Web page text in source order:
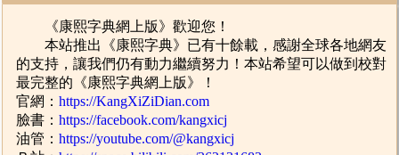
《康熙字典網上版》歡迎您！
本站推出《康熙字典》已有十餘載，感謝全球各地網友
的支持，讓我們仍有動力繼續努力！本站希望可以做到校對
最完整的《康熙字典網上版》！
官網：https://KangXiZiDian.com
臉書：https://facebook.com/kangxicj
油管：https://youtube.com/@kangxicj